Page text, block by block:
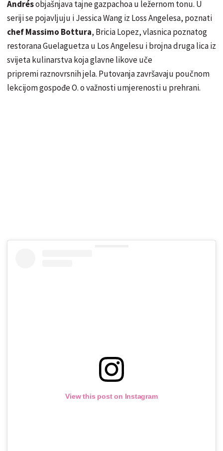
Andrésobjašnjava tajne gazpachoa u ležernom tonu. U
seriji se pojavljuju i Jessica Wang iz Loss Angelesa, poznati
chef Massimo Bottura, Bricia Lopez, vlasnica poznatog
restorana Guelaguetza u Los Angelesu i brojna druga lica iz
svijeta kulinarstva koja glavne likove uče
pripremi raznovrsnih jela. Putovanja završavaju poučnom
lekcijom gospođe O. o važnosti umjerenosti u prehrani.
View this post on Instagram